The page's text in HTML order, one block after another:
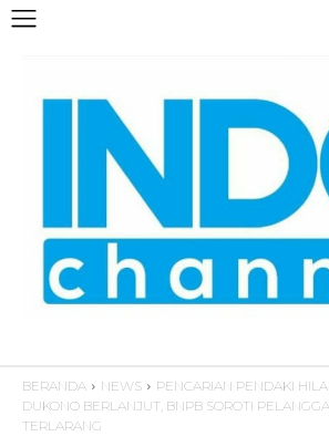
BERANDA NEWS
PENCARIAN PENDAKI
DUKONO BERLANJUT, BNPB SOROTI
TERLARANG